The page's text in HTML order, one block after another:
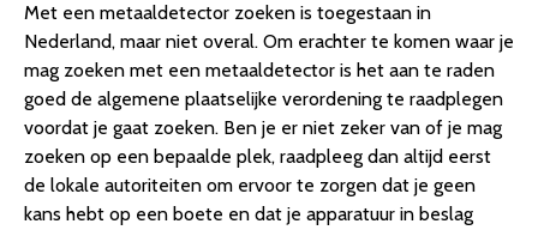
Met een metaaldetector zoeken is toegestaan in
Nederland, maar niet overal. Om erachter te komen waar je
mag zoeken met een metaaldetector is het aan te raden
goed de algemene plaatselijke verordening te raadplegen
voordat je gaat zoeken. Ben je er niet zeker van of je mag
zoeken op een bepaalde plek, raadpleeg dan altijd eerst
de lokale autoriteiten om ervoor te zorgen dat je geen
kans hebt op een boete en dat je apparatuur in beslag